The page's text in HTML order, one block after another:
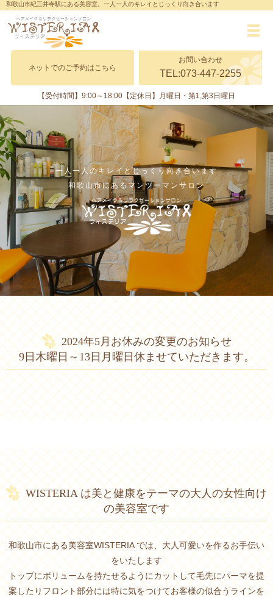
和歌山市紀三井寺駅にある美容室。一人一人のキレイとじっくり向き合います
ネットでのご予約はこちら
お問い合わせ
TEL:073-447-2255
【受付時間】9:00～18:00 【定休日】月曜日・第1,第3日曜日
メ
一人一人のキレイとじっくり向き合います
和歌山市にあるマンツーマンサロン
2024年5月お休みの変更のお知らせ
9日木曜日～13日月曜日休ませていただきます。
WISTERIA は美と健康をテーマの大人の女性向け
の美容室です
和歌山市にある美容室WISTERIA では、大人可愛いを作るお手伝い
をいたします
トップにボリュームを持たせるようにカットして毛先にパーマを提
案したりフロント部分には特に気をつけてお客様の似合うラインを